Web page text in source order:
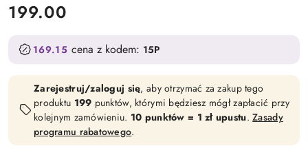
cena:
199.00
169.15 cena z kodem: 15P
Zarejestruj/zaloguj się, aby otrzymać za zakup tego
produktu 199 punktów, którymi będziesz mógł zapłacić przy
kolejnym zamówieniu. 10 punktów = 1 zł upustu.Zasady
programu rabatowego.